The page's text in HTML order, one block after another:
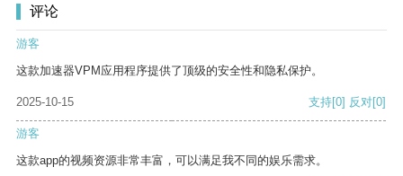
评论
游客
这款加速器VPM应用程序提供了顶级的安全性和隐私保护。
2025-10-15 支持[0] 反对[0]
游客
这款app的视频资源非常丰富，可以满足我不同的娱乐需求。